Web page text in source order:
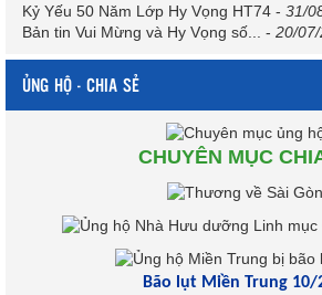
Kỷ Yếu 50 Năm Lớp Hy Vọng HT74 - 31/
Bản tin Vui Mừng và Hy Vọng số...
- 20/
ỦNG HỘ - CHIA SẺ
CHUYÊN MỤC
Bão lụt Miền Trung 10/